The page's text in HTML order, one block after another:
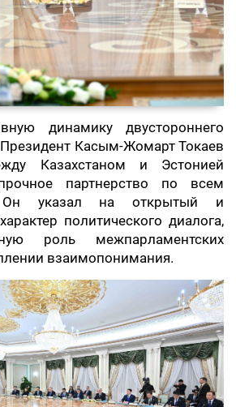
динамику двустороннего
Касым-Жомарт Токаев
Казахстаном и Эстонией
партнерство по всем
Он указал на открытый и
политического диалога,
роль межпарламентских
взаимопонимания.